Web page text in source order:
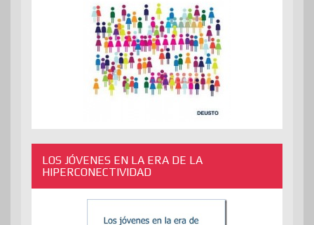
LOS JÓVENES EN LA ERA DE LA
HIPERCONECTIVIDAD